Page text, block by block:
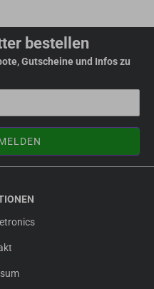
bestellen
Gutscheine und Infos zu